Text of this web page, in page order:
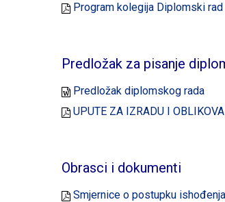
Program kolegija Diplomski rad
Predložak za pisanje
Predložak diplomskog rada
UPUTE ZA IZRADU I
Obrasci i dokumenti
Smjernice o postupku